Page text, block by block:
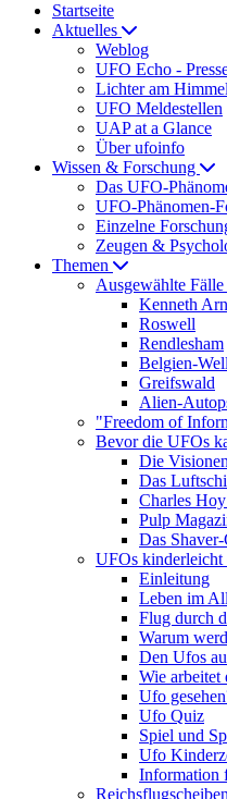
Startseite
Aktuelles
Weblog
UFO Echo -
Lichter am
UFO Meldestellen
UAP at a Glance
Über ufoinfo
Wissen & Forschung
Das UFO-
UFO-Phänomen-
Einzelne
Zeugen &
Themen
Ausgewählte Fälle
Kenneth
Roswell
Rendlesham
Belgien-
Greifswald
Alien-
"Freedom of
Bevor die UFOs
Die
Das
Charles
Pulp
Das
UFOs kinderleicht
Einleitung
Leben im All
Flug durch
Warum
Den Ufos
Wie arbeitet
Ufo
Ufo Quiz
Spiel und
Ufo
Information
Reichsflugscheiben